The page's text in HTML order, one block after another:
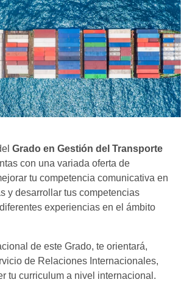
Grado en Gestión del Transporte
con una variada oferta de
tu competencia comunicativa en
y desarrollar tus competencias
experiencias en el ámbito
de este Grado, te orientará,
de Relaciones Internacionales,
tu curriculum a nivel internacional.